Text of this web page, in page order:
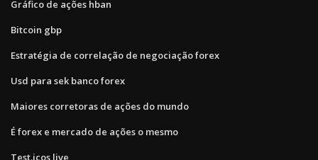
Gráfico de ações hban
Bitcoin gbp
Estratégia de correlação de negociação forex
Usd para sek banco forex
Maiores corretoras de ações do mundo
É forex e mercado de ações o mesmo
Test.icos live